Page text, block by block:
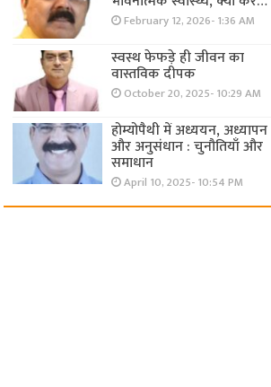
February 12, 2026- 1:36 AM
स्वस्थ फेफड़े ही जीवन का
वास्तविक दीपक
October 20, 2025- 10:29 AM
होम्योपैथी में अध्ययन, अध्यापन
और अनुसंधान : चुनौतियाँ और
समाधान
April 10, 2025- 10:54 PM